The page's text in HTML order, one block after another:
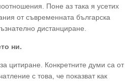
Поне аз така я усетих
от съвременната българска
дистанциране.
ни.
цитиране. Конкретните думи са от
с това, че показват как